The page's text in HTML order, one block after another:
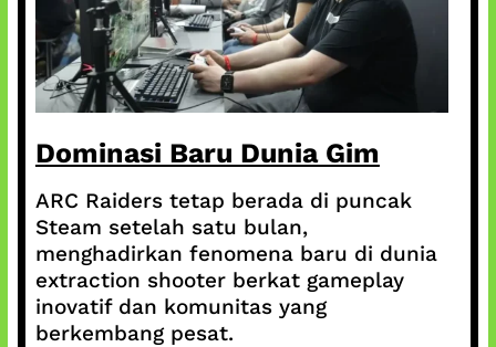
Dominasi Baru Dunia Gim
ARC Raiders tetap berada di puncak
Steam setelah satu bulan,
menghadirkan fenomena baru di dunia
extraction shooter berkat gameplay
inovatif dan komunitas yang
berkembang pesat.